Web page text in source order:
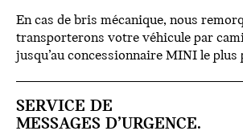
En cas de bris mécanique, nous
transporterons votre véhicule par
jusqu’au concessionnaire MINI le plus
SERVICE DE
MESSAGES D’URGENCE.